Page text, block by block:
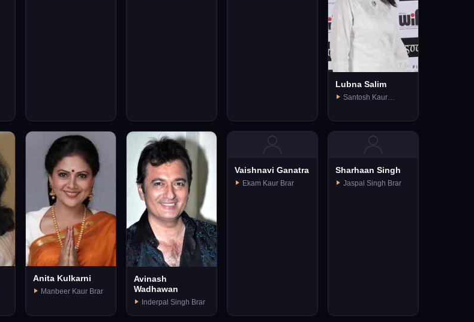
Lubna Salim
Anita Kulkarni
Manbeer Kaur Brar
Avinash
Wadhawan
Inderpal Singh Brar
Vaishnavi Ganatra
Ekam Kaur Brar
Sharhaan Singh
Jaspal Singh Brar